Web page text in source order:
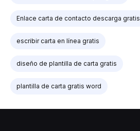
Enlace carta de contacto descarga gratis
escribir carta en línea gratis
diseño de plantilla de carta gratis
plantilla de carta gratis word